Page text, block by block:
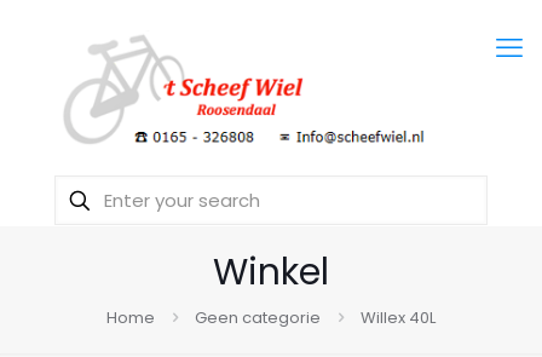
Winkel
Home Geen categorie Willex 40L